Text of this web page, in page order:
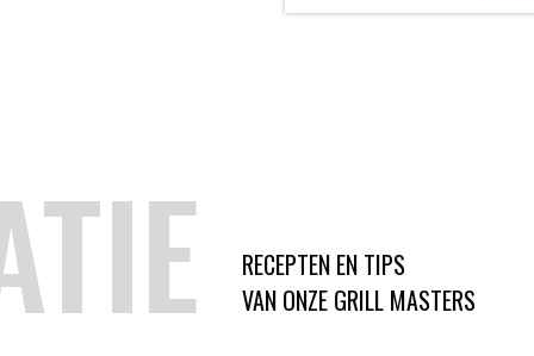
RECEPTEN EN TIPS
VAN ONZE GRILL MASTERS